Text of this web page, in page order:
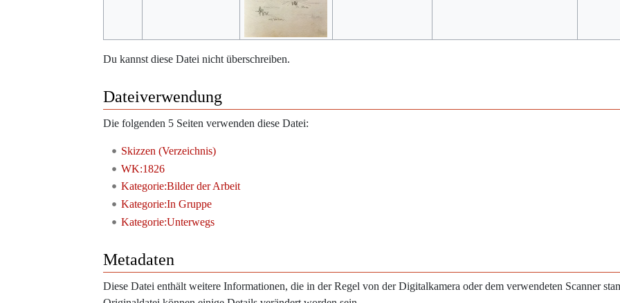
Du kannst diese Datei nicht überschreiben.
Dateiverwendung
Die folgenden 5 Seiten verwenden diese Datei:
Skizzen (Verzeichnis)
WK:1826
Kategorie:Bilder der Arbeit
Kategorie:In Gruppe
Kategorie:Unterwegs
Metadaten
Diese Datei enthält weitere Informationen, die in der Regel von der Digitalkamera oder dem verwendeten Scanner